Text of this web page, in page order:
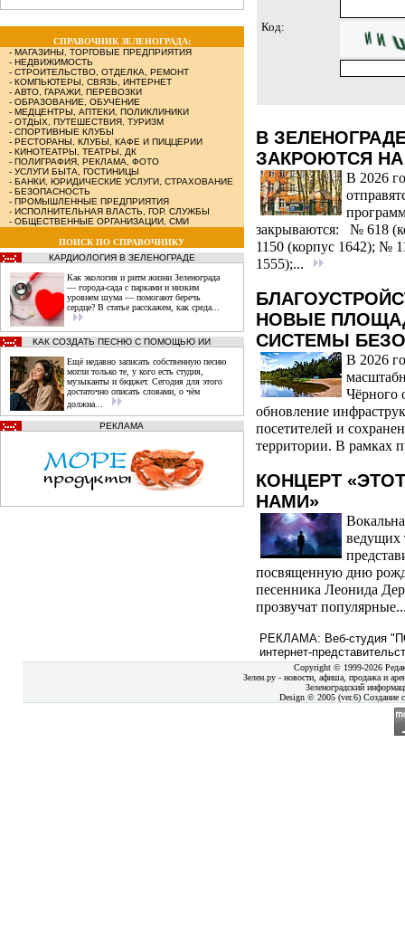
СПРАВОЧНИК ЗЕЛЕНОГРАДА:
- МАГАЗИНЫ, ТОРГОВЫЕ ПРЕДПРИЯТИЯ
- НЕДВИЖИМОСТЬ
- СТРОИТЕЛЬСТВО, ОТДЕЛКА, РЕМОНТ
- КОМПЬЮТЕРЫ, СВЯЗЬ, ИНТЕРНЕТ
- АВТО, ГАРАЖИ, ПЕРЕВОЗКИ
- ОБРАЗОВАНИЕ, ОБУЧЕНИЕ
- МЕДЦЕНТРЫ, АПТЕКИ, ПОЛИКЛИНИКИ
- ОТДЫХ, ПУТЕШЕСТВИЯ, ТУРИЗМ
- СПОРТИВНЫЕ КЛУБЫ
- РЕСТОРАНЫ, КЛУБЫ, КАФЕ И ПИЦЦЕРИИ
- КИНОТЕАТРЫ, ТЕАТРЫ, ДК
- ПОЛИГРАФИЯ, РЕКЛАМА, ФОТО
- УСЛУГИ БЫТА, ГОСТИНИЦЫ
- БАНКИ, ЮРИДИЧЕСКИЕ УСЛУГИ, СТРАХОВАНИЕ
- БЕЗОПАСНОСТЬ
- ПРОМЫШЛЕННЫЕ ПРЕДПРИЯТИЯ
- ИСПОЛНИТЕЛЬНАЯ ВЛАСТЬ, ГОР. СЛУЖБЫ
- ОБЩЕСТВЕННЫЕ ОРГАНИЗАЦИИ, СМИ
ПОИСК ПО СПРАВОЧНИКУ
КАРДИОЛОГИЯ В ЗЕЛЕНОГРАДЕ
Как экология и ритм жизни Зеленограда
— города‑сада с парками и низким
уровнем шума — помогают беречь
сердце? В статье расскажем, как среда...
КАК СОЗДАТЬ ПЕСНЮ С ПОМОЩЬЮ ИИ
Ещё недавно записать собственную песню
могли только те, у кого есть студия,
музыканты и бюджет. Сегодня для этого
достаточно описать словами, о чём
должна...
РЕКЛАМА
Код:
В
ЗАКРОЮТСЯ
В 2026
закрываются: № 618
1150 (корпус 1642); №
1555);...
НОВЫЕ
СИСТЕМЫ
В 2026
Чёрного
обновление
посетителей и
территории. В рамках
КОНЦЕРТ
НАМИ»
ведущих
посвященную дню
песенника Леонида
прозвучат
РЕКЛАМА: Веб-студия
интернет-
Copyright © 1999-2026
Зелен.ру - новости, афиша, продажа и
Зеленоградский
Design © 2005 (ver.6) Создание